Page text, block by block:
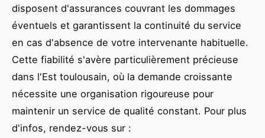
disposent d'assurances couvrant les dommages
éventuels et garantissent la continuité du service
en cas d'absence de votre intervenante habituelle.
Cette fiabilité s'avère particulièrement précieuse
dans l'Est toulousain, où la demande croissante
nécessite une organisation rigoureuse pour
maintenir un service de qualité constant. Pour plus
d'infos, rendez-vous sur :